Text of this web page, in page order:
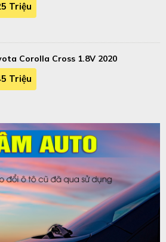
Triệu
Corolla Cross 1.8V 2020
Triệu